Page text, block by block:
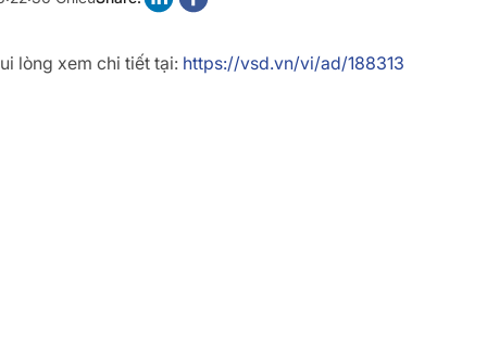
lòng xem chi tiết tại: https://vsd.vn/vi/ad/188313